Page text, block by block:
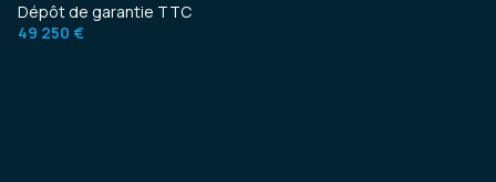
Dépôt de garantie TTC
49 250 €